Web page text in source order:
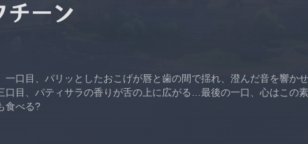
チーン
口目、パリッとしたおこげが唇と歯の間で揺れ、澄んだ音を響か
口目、パティサラの香りが舌の上に広がる…最後の一口、心はこの
食べる?